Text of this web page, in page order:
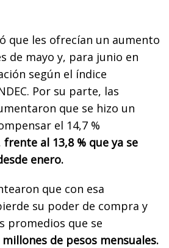
que les ofrecían un aumento
de mayo y, para junio en
según el índice
Por su parte, las
que se hizo un
el 14,7 %
frente al 13,8 % que ya se
enero.
que con esa
su poder de compra y
promedios que se
de pesos mensuales.